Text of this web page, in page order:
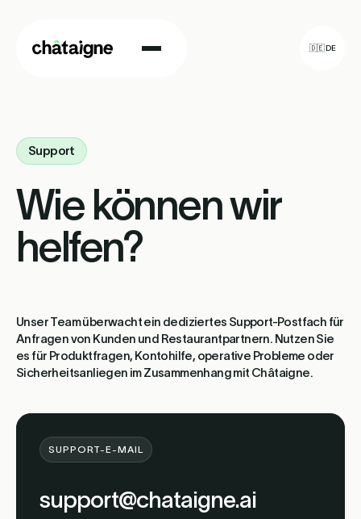
Wie es funktioniert
FAQ
🇩🇪 DE
Support
Wie können wir
helfen?
Unser Team überwacht ein dediziertes Support-Postfach für
Anfragen von Kunden und Restaurantpartnern. Nutzen Sie
es für Produktfragen, Kontohilfe, operative Probleme oder
Sicherheitsanliegen im Zusammenhang mit Châtaigne.
SUPPORT-E-MAIL
support@chataigne.ai